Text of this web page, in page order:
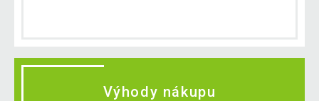
Výhody nákupu